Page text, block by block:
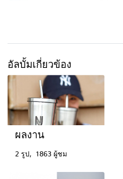
อัลบั้มเกี่ยวข้อง
ผลงาน
2 รูป, 1863 ผู้ชม